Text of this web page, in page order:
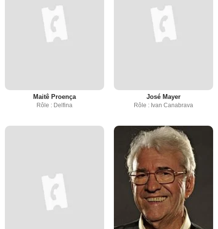
Maitê Proença
Rôle : Delfina
José Mayer
Rôle : Ivan Canabrava